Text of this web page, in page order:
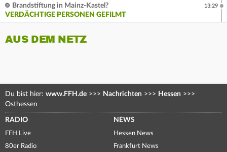
Brandstiftung in Mainz-Kastel?
VERDÄCHTIGE PERSONEN GEFILMT
13:29
AUS DEM NETZ
Du bist hier: www.FFH.de >>> Nachrichten >>> Hessen >>>
Osthessen
RADIO
FFH Live
80er Radio
NEWS
Hessen News
Frankfurt News